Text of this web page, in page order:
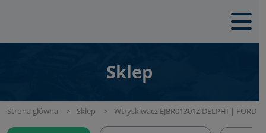
Sklep
Strona główna Sklep Wtryskiwacz EJBR01301Z DELPHI | FORD